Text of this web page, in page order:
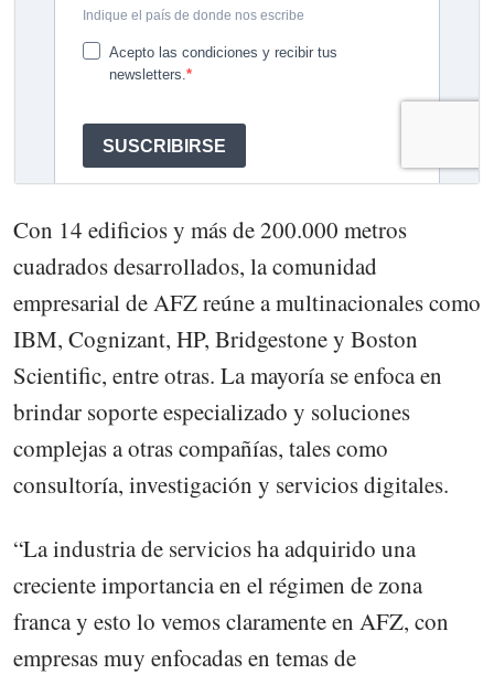
Con 14 edificios y más de 200.000 metros
cuadrados desarrollados, la comunidad
empresarial de AFZ reúne a multinacionales como
IBM, Cognizant, HP, Bridgestone y Boston
Scientific, entre otras. La mayoría se enfoca en
brindar soporte especializado y soluciones
complejas a otras compañías, tales como
consultoría, investigación y servicios digitales.
“La industria de servicios ha adquirido una
creciente importancia en el régimen de zona
franca y esto lo vemos claramente en AFZ, con
empresas muy enfocadas en temas de